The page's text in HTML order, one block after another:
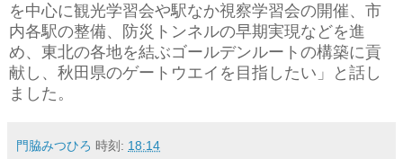
を中心に観光学習会や駅なか視察学習会の開催、市
内各駅の整備、防災トンネルの早期実現などを進
め、東北の各地を結ぶゴールデンルートの構築に貢
献し、秋田県のゲートウエイを目指したい」と話し
ました。
門脇みつひろ 時刻: 18:14